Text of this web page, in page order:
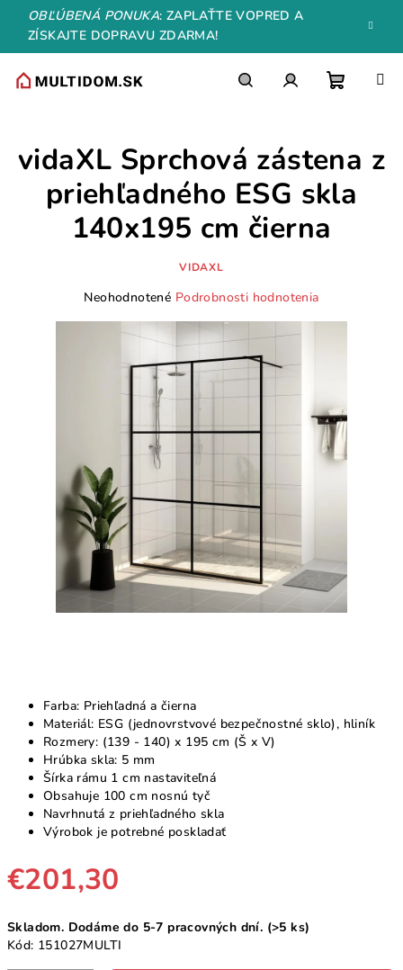
Prejsť
obsah
OBĽÚBENÁ PONUKA: ZAPLAŤTE VOPRED A
ZÍSKAJTE DOPRAVU ZDARMA!
košík
Farba: Priehľadná a čierna
Materiál: ESG (jednovrstvové bezpečnostné sklo), hliník
Rozmery: (139 - 140) x 195 cm (Š x V)
Hrúbka skla: 5 mm
Šírka rámu 1 cm nastaviteľná
Obsahuje 100 cm nosnú tyč
Navrhnutá z priehľadného skla
Výrobok je potrebné poskladať
€201,30
cena:
Skladom. Dodáme do 5-7 pracovných dní. (>5 ks)
Kód: 151027MULTI
vidaXL Sprchová zástena z
priehľadného ESG skla
140x195 cm čierna
VIDAXL
Priemerné
produktu
hviezdičiek.
Neohodnotené Podrobnosti hodnotenia